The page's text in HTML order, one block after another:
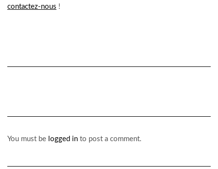
contactez-nous !
You must be logged in to post a comment.